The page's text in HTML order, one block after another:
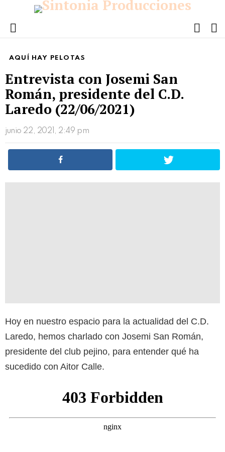
Menu
AQUÍ HAY PELOTAS
Entrevista con Josemi San
Román, presidente del C.D.
Laredo (22/06/2021)
junio 22, 2021, 2:49 pm
Hoy en nuestro espacio para la actualidad del C.D.
Laredo, hemos charlado con Josemi San Román,
presidente del club pejino, para entender qué ha
sucedido con Aitor Calle.